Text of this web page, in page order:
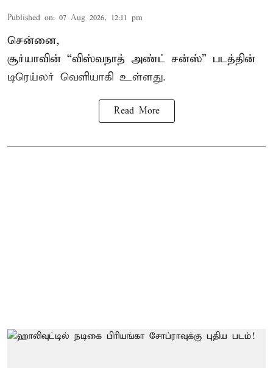
Published on: 07 Aug 2026, 12:11 pm
சென்னை,
சூர்யாவின் “விஸ்வநாத் அண்ட் சன்ஸ்” படத்தின்
டிரெய்லர் வெளியாகி உள்ளது.
Read More